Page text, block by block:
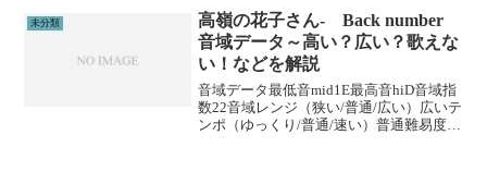
す。 (adsbygoogle = wi...
未分類
高嶺の花子さん- Back number
音域データ～高い？広い？歌えな
い！などを解説
音域データ最低音mid1E最高音hiD音域指
数22音域レンジ（狭い/普通/広い）広いテ
ンポ（ゆっくり/普通/速い）普通難易度